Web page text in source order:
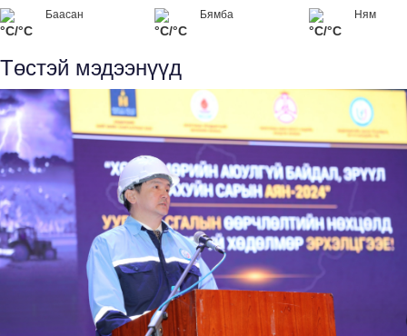
Баасан
°C/°C
Бямба
°C/°C
Ням
°C/°C
Төстэй мэдээнүүд